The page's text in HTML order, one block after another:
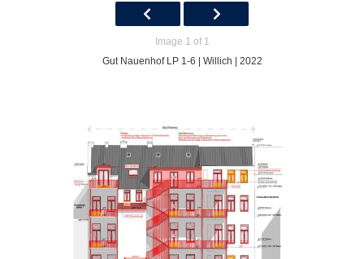
Image 1 of 1
Gut Nauenhof LP 1-6 | Willich | 2022